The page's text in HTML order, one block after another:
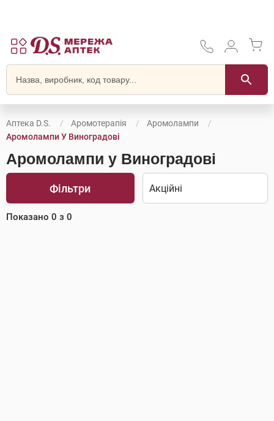
Аптека D.S. Аромотерапія
Аромолампи
Аромолампи У Виноградові
Аромолампи у Виноградові
Фільтри
Показано 0 з 0